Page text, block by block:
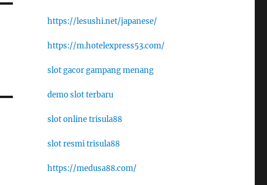
https://lesushi.net/japanese/
https://m.hotelexpress53.com/
slot gacor gampang menang
demo slot terbaru
slot online trisula88
slot resmi trisula88
https://medusa88.com/